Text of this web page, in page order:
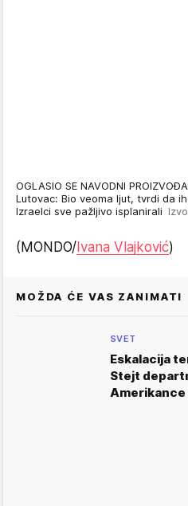
OGLASIO SE NAVODNI
Lutovac: Bio veoma ljut, tvrdi da
Izraelci sve pažljivo isplanirali
(MONDO/ Ivana Vlajković)
MOŽDA ĆE VAS ZANIMATI
SVET
Eskalacija
Stejt
Amerikance